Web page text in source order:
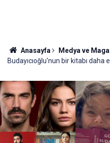
Anasayfa Medya ve
Budayıcıoğlu'nun bir kitabı daha